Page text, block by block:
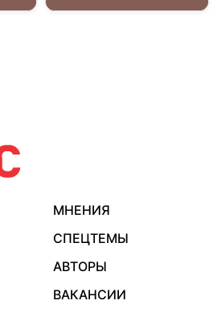
МНЕНИЯ
СПЕЦТЕМЫ
АВТОРЫ
ВАКАНСИИ